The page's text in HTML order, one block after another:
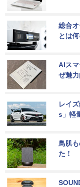
総合
とは
AIス
ぜ魅
レイ
s」軽
鳥肌
た！